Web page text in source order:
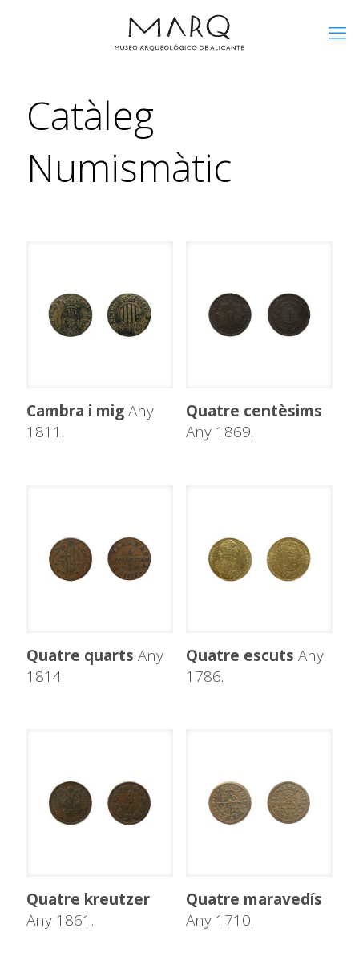
Catàleg
Numismàtic
Cambra i migAny
1811.
Quatre centèsims
Any 1869.
Quatre quarts Any
1814.
Quatre escuts Any
1786.
Quatre kreutzer
Any 1861.
Quatre maravedís
Any 1710.